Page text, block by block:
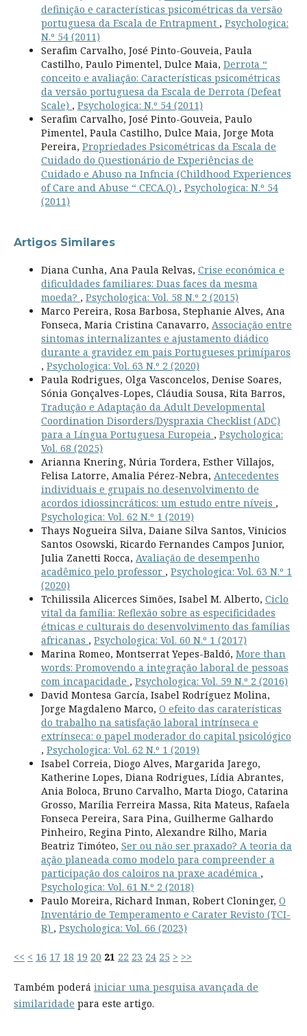
definição e características psicométricas da versão
portuguesa da Escala de Entrapment , Psychologica:
N.º 54 (2011)
Serafim Carvalho, José Pinto-Gouveia, Paula
Castilho, Paulo Pimentel, Dulce Maia, Derrota “
conceito e avaliação: Características psicométricas
da versão portuguesa da Escala de Derrota (Defeat
Scale) , Psychologica: N.º 54 (2011)
Serafim Carvalho, José Pinto-Gouveia, Paulo
Pimentel, Paula Castilho, Dulce Maia, Jorge Mota
Pereira, Propriedades Psicométricas da Escala de
Cuidado do Questionário de Experiências de
Cuidado e Abuso na Infncia (Childhood Experiences
of Care and Abuse “ CECA.Q) , Psychologica: N.º 54
(2011)
Artigos Similares
Diana Cunha, Ana Paula Relvas, Crise económica e
dificuldades familiares: Duas faces da mesma
moeda? , Psychologica: Vol. 58 N.º 2 (2015)
Marco Pereira, Rosa Barbosa, Stephanie Alves, Ana
Fonseca, Maria Cristina Canavarro, Associação entre
sintomas internalizantes e ajustamento diádico
durante a gravidez em pais Portugueses primíparos
, Psychologica: Vol. 63 N.º 2 (2020)
Paula Rodrigues, Olga Vasconcelos, Denise Soares,
Sónia Gonçalves-Lopes, Cláudia Sousa, Rita Barros,
Tradução e Adaptação da Adult Developmental
Coordination Disorders/Dyspraxia Checklist (ADC)
para a Língua Portuguesa Europeia , Psychologica:
Vol. 68 (2025)
Arianna Knering, Núria Tordera, Esther Villajos,
Felisa Latorre, Amalia Pérez-Nebra, Antecedentes
individuais e grupais no desenvolvimento de
acordos idiossincráticos: um estudo entre níveis ,
Psychologica: Vol. 62 N.º 1 (2019)
Thays Nogueira Silva, Daiane Silva Santos, Vinicios
Santos Osowski, Ricardo Fernandes Campos Junior,
Julia Zanetti Rocca, Avaliação de desempenho
acadêmico pelo professor , Psychologica: Vol. 63 N.º 1
(2020)
Tchilissila Alicerces Simões, Isabel M. Alberto, Ciclo
vital da família: Reflexão sobre as especificidades
étnicas e culturais do desenvolvimento das famílias
africanas , Psychologica: Vol. 60 N.º 1 (2017)
Marina Romeo, Montserrat Yepes-Baldó, More than
words: Promovendo a integração laboral de pessoas
com incapacidade , Psychologica: Vol. 59 N.º 2 (2016)
David Montesa García, Isabel Rodríguez Molina,
Jorge Magdaleno Marco, O efeito das caraterísticas
do trabalho na satisfação laboral intrínseca e
extrínseca: o papel moderador do capital psicológico
, Psychologica: Vol. 62 N.º 1 (2019)
Isabel Correia, Diogo Alves, Margarida Jarego,
Katherine Lopes, Diana Rodrigues, Lídia Abrantes,
Ania Boloca, Bruno Carvalho, Marta Diogo, Catarina
Grosso, Marília Ferreira Massa, Rita Mateus, Rafaela
Fonseca Pereira, Sara Pina, Guilherme Galhardo
Pinheiro, Regina Pinto, Alexandre Rilho, Maria
Beatriz Timóteo, Ser ou não ser praxado? A teoria da
ação planeada como modelo para compreender a
participação dos caloiros na praxe académica ,
Psychologica: Vol. 61 N.º 2 (2018)
Paulo Moreira, Richard Inman, Robert Cloninger, O
Inventário de Temperamento e Carater Revisto (TCI-
R) , Psychologica: Vol. 66 (2023)
<< < 16 17 18 19 20 21 22 23 24 25 > >>
Também poderá iniciar uma pesquisa avançada de
similaridade para este artigo.